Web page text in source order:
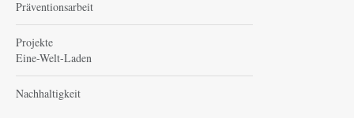
Präventionsarbeit
Projekte
Eine-Welt-Laden
Nachhaltigkeit